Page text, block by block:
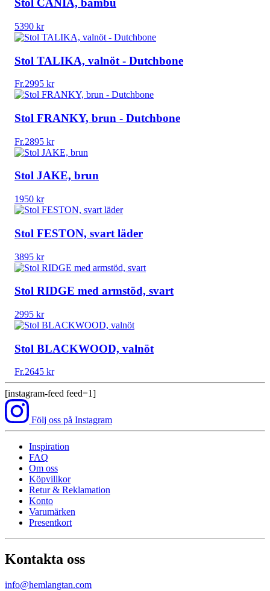
3495 kr.995 kr.
Stol CANIA, bambu
5390 kr
Stol TALIKA, valnöt - Dutchbone
Fr.2995 kr
Stol FRANKY, brun - Dutchbone
Fr.2895 kr
Stol JAKE, brun
1950 kr
Stol FESTON, svart läder
3895 kr
Stol RIDGE med armstöd, svart
2995 kr
Stol BLACKWOOD, valnöt
Fr.2645 kr
[instagram-feed feed=1]
Följ oss på Instagram
Inspiration
FAQ
Om oss
Köpvillkor
Retur & Reklamation
Konto
Varumärken
Presentkort
Kontakta oss
info@hemlangtan.com